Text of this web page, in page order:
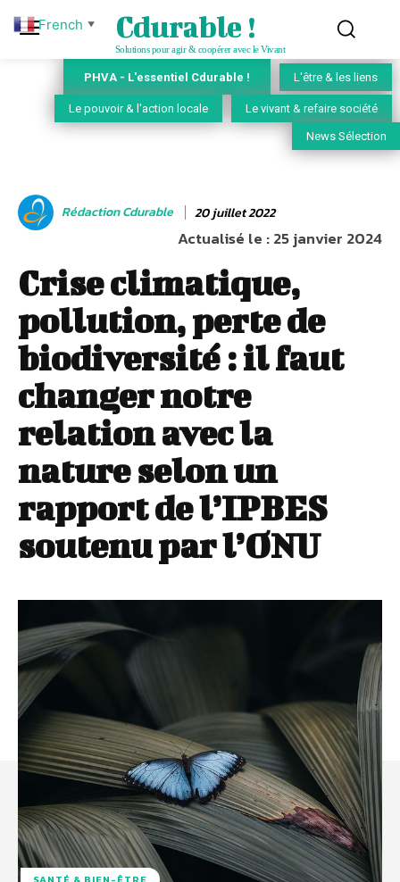
Cdurable !
Solutions pour agir & coopérer avec le Vivant
PHVA - L'essentiel Cdurable ! L'être & les liens
Le pouvoir & l'action locale Le vivant & refaire société
News Sélection
Rédaction Cdurable 20 juillet 2022
Actualisé le :25 janvier 2024
Crise climatique,
pollution, perte de
biodiversité : il faut
changer notre
relation avec la
nature selon un
rapport de l’IPBES
soutenu par l’ONU
French ▼